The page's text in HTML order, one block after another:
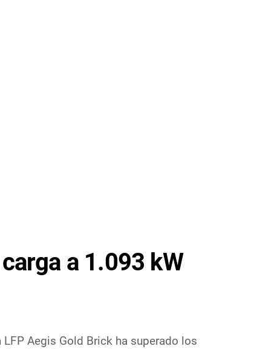
a 1.093 kW
Aegis Gold Brick ha superado los